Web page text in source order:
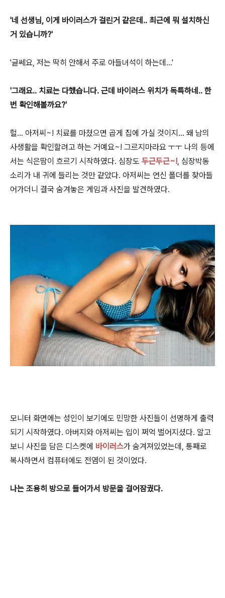
'네 선생님, 이게 바이러스가 걸린거 같은데.. 최근에 뭐 설치하신
거 있습니까?'
'글쎄요, 저는 딱히 안해서 주로 아들녀석이 하는데...'
'그래요.. 치료는 다했습니다. 근데 바이러스 위치가 독특하네.. 한
번 확인해볼까요?'
헐... 아저씨~! 치료를 마쳤으면 곱게 집에 가실 것이지... 왜 남의
사생활을 확인할려고 하는 거예요~! 그르지마라요 ㅜㅜ 나의 등에
서는 식은땀이 흐르기 시작하였다. 심장도 두근두근~! , 심장박동
소리가 내 귀에 들리는 것만 같았다. 아저씨는 연신 폴더를 찾아들
어가더니 결국 숨겨놓은 게임과 사진을 발견하였다.
모니터 화면에는 성인이 보기에도 민망한 사진들이 선명하게 출력
되기 시작하였다. 아버지와 아저씨는 입이 쩌억 벌어지셨다. 알고
보니 사진을 담은 디스켓에 바이러스가 숨겨져있었는데, 통째로
복사하면서 컴퓨터에도 전염이 된 것이었다.
나는 조용히 방으로 들어가서 방문을 걸어잠궜다.